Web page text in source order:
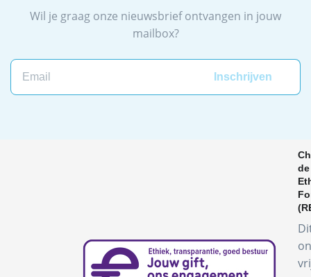
Wil je graag onze nieuwsbrief ontvangen in jouw
mailbox?
Email